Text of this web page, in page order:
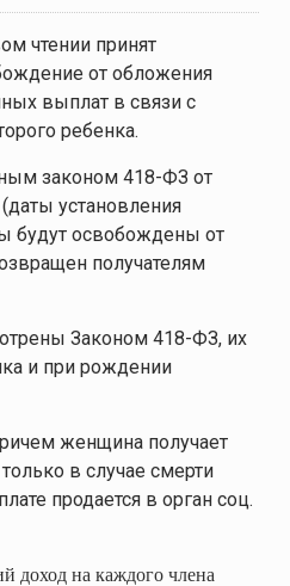
чтении принят
от обложения
выплат в связи с
ребенка.
законом 418-ФЗ от
установления
будут освобождены от
получателям
Законом 418-ФЗ, их
и при рождении
женщина получает
в случае смерти
продается в орган соц.
доход на каждого члена